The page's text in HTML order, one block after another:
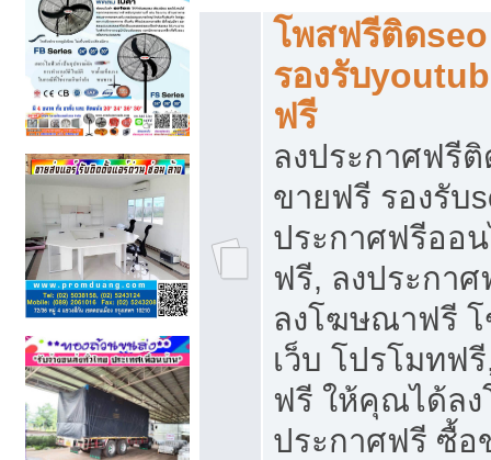
โพสฟรีติด
รองรับ
ฟรี
ลงประกาศฟรีติ
ขายฟรี รองรับ
ประกาศฟรีออ
ฟรี, ลงประกา
ลงโฆษณาฟรี
เว็บ โปรโมทฟ
ฟรี ให้คุณได้ล
ประกาศฟรี ซื้อ